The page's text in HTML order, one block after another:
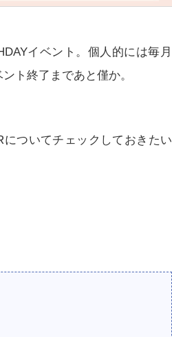
イベント。個人的には毎月
ト終了まであと僅か。
ついてチェックしておきたい